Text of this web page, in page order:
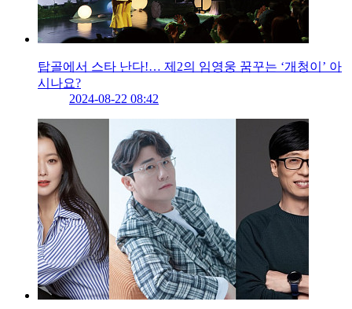
탑골에서 스타 난다!… 제2의 임영웅 꿈꾸는 ‘개청이’ 아
시나요?
2024-08-22 08:42